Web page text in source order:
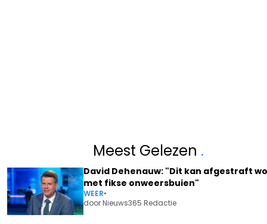
Meest Gelezen .
David Dehenauw: "Dit kan afgestraft
met fikse onweersbuien"
WEER•
doorNieuws365 Redactie